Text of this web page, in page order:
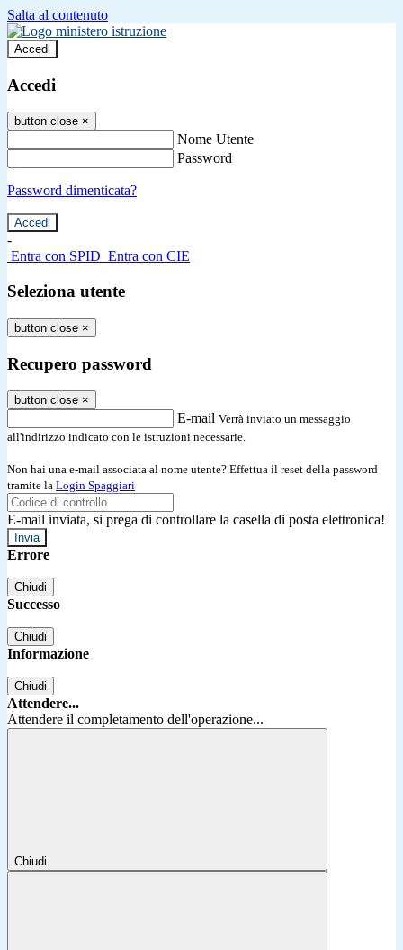
Salta al contenuto
Accedi
Accedi
button close ×
Nome Utente
Password
Password dimenticata?
-
Entra con SPID Entra con CIE
Seleziona utente
button close ×
Recupero password
button close ×
E-mail Verrà inviato un messaggio
all'indirizzo indicato con le istruzioni necessarie.
Non hai una e-mail associata al nome utente? Effettua il reset della password
tramite la Login Spaggiari
E-mail inviata, si prega di controllare la casella di posta elettronica!
Errore
Chiudi
Successo
Chiudi
Informazione
Chiudi
Attendere...
Attendere il completamento dell'operazione...
Chiudi